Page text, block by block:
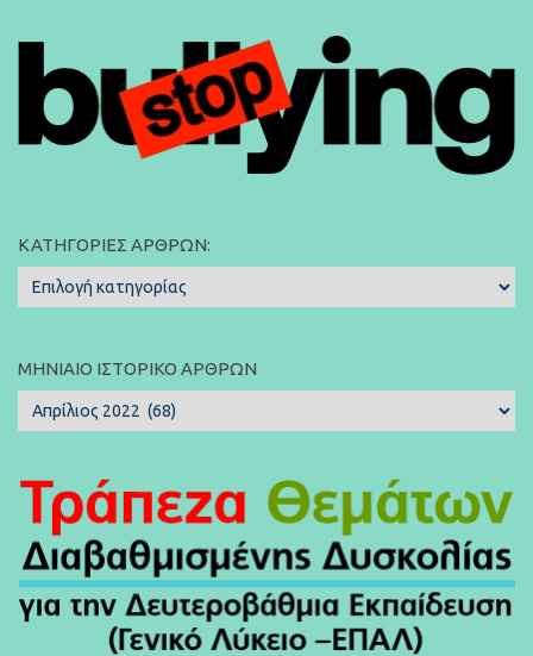
ΚΑΤΗΓΟΡΊΕΣ ΆΡΘΡΩΝ:
Κατηγορίες
Άρθρων:
ΜΗΝΙΑΊΟ ΙΣΤΟΡΙΚΌ ΆΡΘΡΩΝ
Μηνιαίο
Ιστορικό